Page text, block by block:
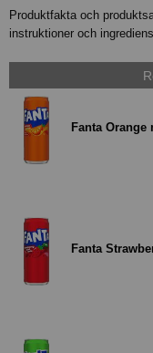
Produktfakta och
instruktioner och
Fanta
Fanta